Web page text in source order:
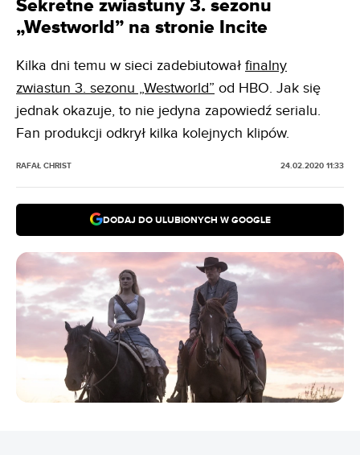
Sekretne zwiastuny 3. sezonu
„Westworld” na stronie Incite
Kilka dni temu w sieci zadebiutował finalny
zwiastun 3. sezonu „Westworld” od HBO. Jak się
jednak okazuje, to nie jedyna zapowiedź serialu.
Fan produkcji odkrył kilka kolejnych klipów.
RAFAŁ CHRIST 24.02.2020 11:33
DODAJ DO ULUBIONYCH W GOOGLE